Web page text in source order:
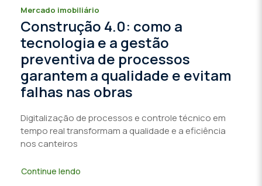
Mercado imobiliário
Construção 4.0: como a
tecnologia e a gestão
preventiva de processos
garantem a qualidade e evitam
falhas nas obras
Digitalização de processos e controle técnico em
tempo real transformam a qualidade e a eficiência
nos canteiros
Continue lendo